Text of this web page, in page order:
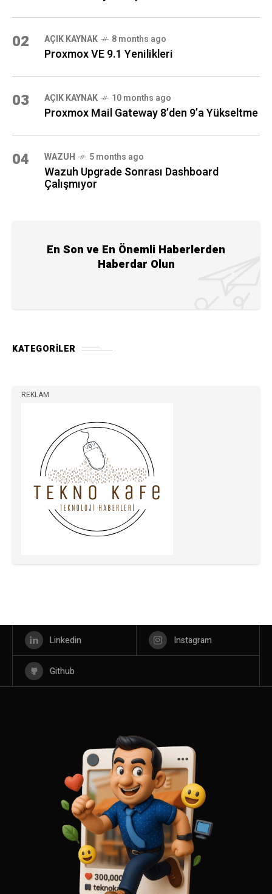
02 AÇIK KAYNAK 8 months ago
Proxmox VE 9.1 Yenilikleri
03 AÇIK KAYNAK 10 months ago
Proxmox Mail Gateway 8’den 9’a Yükseltme
04 WAZUH 5 months ago
Wazuh Upgrade Sonrası Dashboard
Çalışmıyor
En Son ve En Önemli Haberlerden
Haberdar Olun
KATEGORILER
REKLAM
Linkedin Instagram
Github